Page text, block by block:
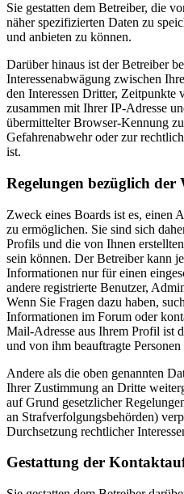
Sie gestatten dem Betreiber, die
näher spezifizierten Daten zu
und anbieten zu können.
Darüber hinaus ist der Betreiber
Interessenabwägung zwischen
den Interessen Dritter,
zusammen mit Ihrer IP-Adresse
übermittelter Browser-Kennung
Gefahrenabwehr oder zur
ist.
Regelungen bezüglich
Zweck eines Boards ist es, einen
zu ermöglichen. Sie sind sich
Profils und die von Ihnen
sein können. Der Betreiber kann
Informationen nur für einen
andere registrierte Benutzer,
Wenn Sie Fragen dazu haben,
Informationen im Forum oder
Mail-Adresse aus Ihrem Profil ist
und von ihm beauftragte
Andere als die oben genannten
Ihrer Zustimmung an Dritte
auf Grund gesetzlicher
an Strafverfolgungsbehörden)
Durchsetzung rechtlicher
Gestattung der